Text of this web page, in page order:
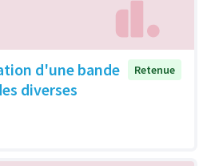
d'une bande
diverses
Retenue